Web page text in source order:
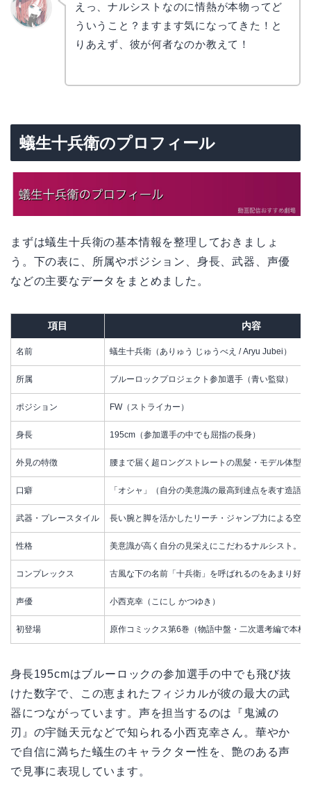
えっ、ナルシストなのに情熱が本物ってど
ういうこと？ますます気になってきた！と
りあえず、彼が何者なのか教えて！
蟻生十兵衛のプロフィール
まずは蟻生十兵衛の基本情報を整理しておきましょ
う。下の表に、所属やポジション、身長、武器、声優
などの主要なデータをまとめました。
項目 内容
名前 蟻生十兵衛（ありゅう じゅうべえ / Aryu Jubei）
所属 ブルーロックプロジェクト参加選手（青い監獄）
ポジション FW（ストライカー）
身長 195cm（参加選手の中でも屈指の長身）
外見の特徴 腰まで届く超ロングストレートの黒髪・モデル体型
口癖 「オシャ」（自分の美意識の最高到達点を表す造語）
武器・プレースタイル 長い腕と脚を活かしたリーチ・ジャンプ力による空
性格 美意識が高く自分の見栄えにこだわるナルシスト。
コンプレックス 古風な下の名前「十兵衛」を呼ばれるのをあまり好
声優 小西克幸（こにし かつゆき）
初登場 原作コミックス第6巻（物語中盤・二次選考編で本格
身長195cmはブルーロックの参加選手の中でも飛び抜
けた数字で、この恵まれたフィジカルが彼の最大の武
器につながっています。声を担当するのは『鬼滅の
刃』の宇髄天元などで知られる小西克幸さん。華やか
で自信に満ちた蟻生のキャラクター性を、艶のある声
で見事に表現しています。